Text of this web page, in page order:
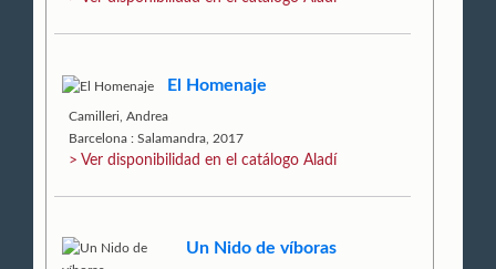
El Homenaje
Camilleri, Andrea
Barcelona : Salamandra, 2017
> Ver disponibilidad en el catálogo Aladí
Un Nido de víboras